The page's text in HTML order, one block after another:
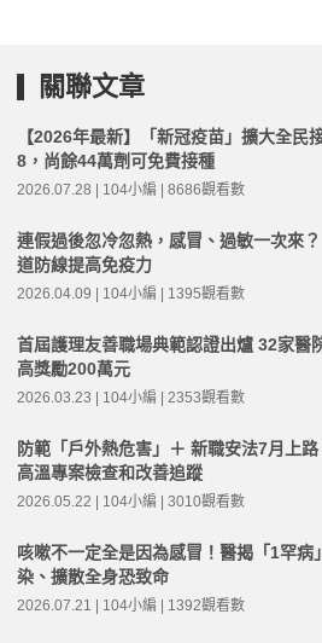
關聯文章
【2026年最新】「新冠疫苗」擴大全民
8，尚餘44萬劑可免費接種
2026.07.28 | 104小編 | 8686觀看數
連假過後忽冷忽熱，感冒、過敏一次來
道防線提高免疫力
2026.04.09 | 104小編 | 1395觀看數
首屆護理友善職場典範認證出爐 32家醫
高獎勵200萬元
2026.03.23 | 104小編 | 2353觀看數
防範「戶外熱危害」＋ 新職安法7月上
高溫專案檢查和改善追蹤
2026.05.22 | 104小編 | 3010觀看數
咳嗽不一定全是因為感冒！醫揭「1罕病
染、擴散全身恐致命
2026.07.21 | 104小編 | 1392觀看數